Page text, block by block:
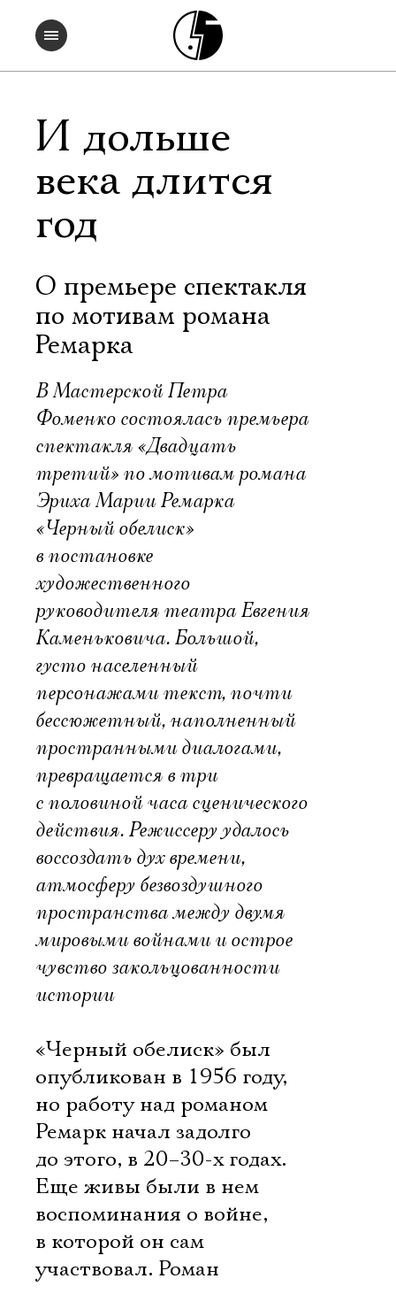
И дольше
века длится
год
О премьере спектакля
по мотивам романа
Ремарка
В Мастерской Петра
Фоменко состоялась премьера
спектакля «Двадцать
третий» по мотивам романа
Эриха Марии Ремарка
«Черный обелиск»
в постановке
художественного
руководителя театра Евгения
Каменьковича. Большой,
густо населенный
персонажами текст, почти
бессюжетный, наполненный
пространными диалогами,
превращается в три
с половиной часа сценического
действия. Режиссеру удалось
воссоздать дух времени,
атмосферу безвоздушного
пространства между двумя
мировыми войнами и острое
чувство закольцованности
истории
«Черный обелиск» был
опубликован в 1956 году,
но работу над романом
Ремарк начал задолго
до этого, в 20–30-х годах.
Еще живы были в нем
воспоминания о войне,
в которой он сам
участвовал. Роман